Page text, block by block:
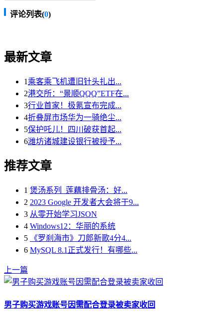
评论列表(0)
最新文章
1 乘客乘飞机遭旧针头扎出...
2港交所：“景顺QQQ”ETF在...
3行业首家！极氪宣布完成...
4折叠屏市场华为一骑绝尘...
5保护吒儿！四川破获首起...
6潍坊诸城建设银行被授予...
推荐文章
1 煲汤系列_莲藕排骨汤：好...
2 2023 Google 开发者大会将于9...
3 从零开始学习JSON
4 Windows12：华丽的系统
5
《罗刹海市》刀郎新歌4分4...
6 MySQL 8.1正式发行！有哪些...
上一篇
男子购买游戏账号因需配合登录被卖家收回